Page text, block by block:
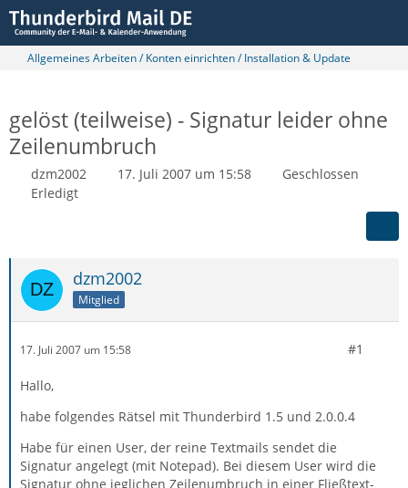
Allgemeines Arbeiten / Konten einrichten / Installation & Update
gelöst (teilweise) - Signatur leider ohne
Zeilenumbruch
dzm2002 17. Juli 2007 um 15:58
Geschlossen
Erledigt
dzm2002
Mitglied
17. Juli 2007 um 15:58 #1
Hallo,
habe folgendes Rätsel mit Thunderbird 1.5 und 2.0.0.4
Habe für einen User, der reine Textmails sendet die
Signatur angelegt (mit Notepad). Bei diesem User wird die
Signatur ohne jeglichen Zeilenumbruch in einer Fließtext-